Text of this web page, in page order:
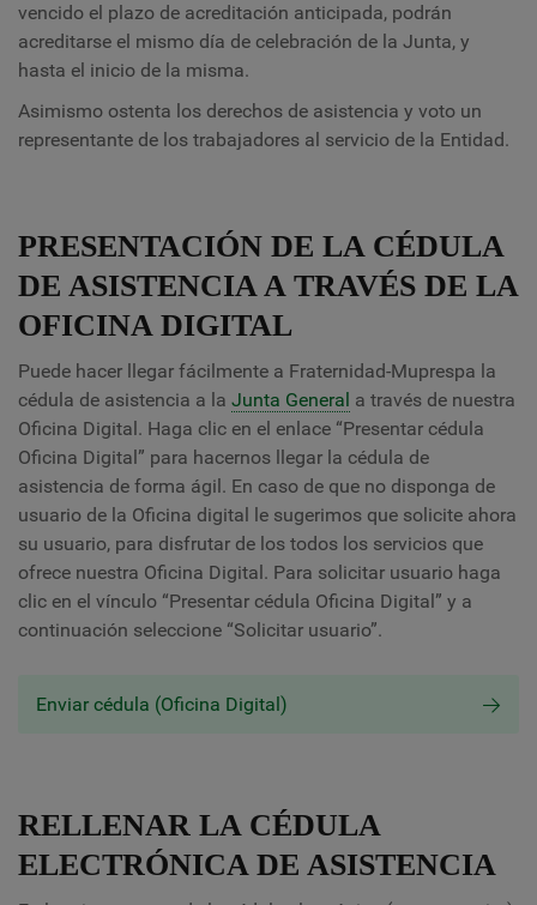
vencido el plazo de acreditación anticipada, podrán
acreditarse el mismo día de celebración de la Junta, y
hasta el inicio de la misma.
Asimismo ostenta los derechos de asistencia y voto un
representante de los trabajadores al servicio de la Entidad.
PRESENTACIÓN DE LA CÉDULA
DE ASISTENCIA A TRAVÉS DE LA
OFICINA DIGITAL
Puede hacer llegar fácilmente a Fraternidad-Muprespa la
cédula de asistencia a la Junta General a través de nuestra
Oficina Digital. Haga clic en el enlace “Presentar cédula
Oficina Digital” para hacernos llegar la cédula de
asistencia de forma ágil. En caso de que no disponga de
usuario de la Oficina digital le sugerimos que solicite ahora
su usuario, para disfrutar de los todos los servicios que
ofrece nuestra Oficina Digital. Para solicitar usuario haga
clic en el vínculo “Presentar cédula Oficina Digital” y a
continuación seleccione “Solicitar usuario”.
Enviar cédula (Oficina Digital)
RELLENAR LA CÉDULA
ELECTRÓNICA DE ASISTENCIA